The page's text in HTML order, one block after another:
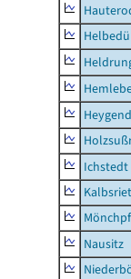
Ichstedt
Nausitz